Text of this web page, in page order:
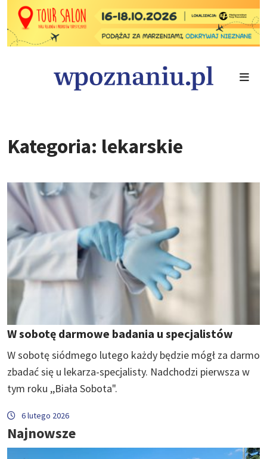
Kategoria: lekarskie
W sobotę darmowe badania u specjalistów
W sobotę siódmego lutego każdy będzie mógł za darmo
zbadać się u lekarza-specjalisty. Nadchodzi pierwsza w
tym roku ,,Biała Sobota".
6 lutego 2026
Najnowsze